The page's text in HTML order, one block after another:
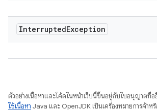
InterruptedException
ตัวอย่างเนื้อหาและโค้ดในหน้าเว็บนี้ขึ้นอยู่กับใบอนุญาตที่อ
ใช้เนื้อหา Java และ OpenJDK เป็นเครื่องหมายการค้าห